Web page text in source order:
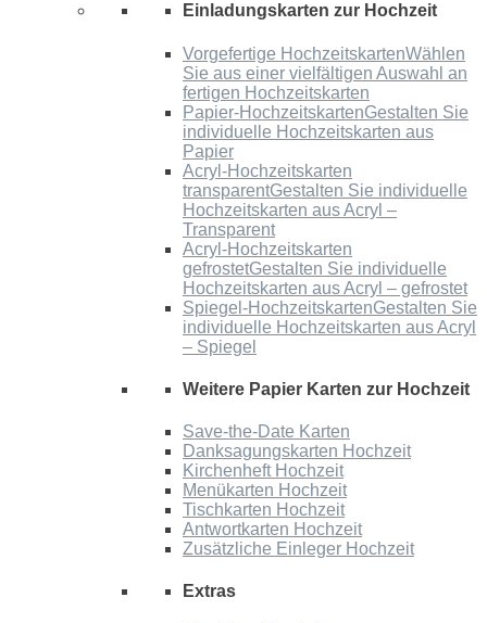
Einladungskarten zur Hochzeit
Vorgefertige HochzeitskartenWählen
Sie aus einer vielfältigen Auswahl an
fertigen Hochzeitskarten
Papier-HochzeitskartenGestalten Sie
individuelle Hochzeitskarten aus
Papier
Acryl-Hochzeitskarten
transparentGestalten Sie individuelle
Hochzeitskarten aus Acryl –
Transparent
Acryl-Hochzeitskarten
gefrostetGestalten Sie individuelle
Hochzeitskarten aus Acryl – gefrostet
Spiegel-HochzeitskartenGestalten Sie
individuelle Hochzeitskarten aus Acryl
– Spiegel
Weitere Papier Karten zur Hochzeit
Save-the-Date Karten
Danksagungskarten Hochzeit
Kirchenheft Hochzeit
Menükarten Hochzeit
Tischkarten Hochzeit
Antwortkarten Hochzeit
Zusätzliche Einleger Hochzeit
Extras